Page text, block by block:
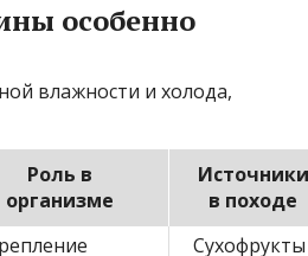
особенно
влажности и холода,
Роль в
организме
Источники
в походе
Сухофрукты